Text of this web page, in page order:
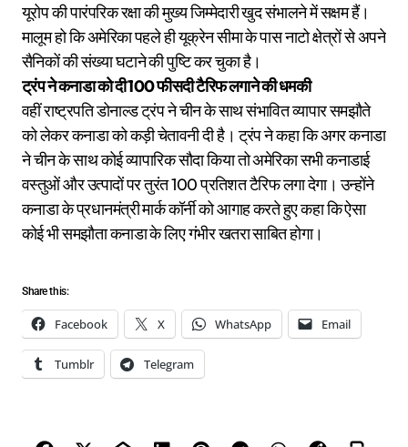
यूरोप की पारंपरिक रक्षा की मुख्य जिम्मेदारी खुद संभालने में सक्षम हैं।
मालूम हो कि अमेरिका पहले ही यूक्रेन सीमा के पास नाटो क्षेत्रों से अपने
सैनिकों की संख्या घटाने की पुष्टि कर चुका है।
ट्रंप ने कनाडा को दी 100 फीसदी टैरिफ लगाने की धमकी
वहीं राष्ट्रपति डोनाल्ड ट्रंप ने चीन के साथ संभावित व्यापार समझौते
को लेकर कनाडा को कड़ी चेतावनी दी है। ट्रंप ने कहा कि अगर कनाडा
ने चीन के साथ कोई व्यापारिक सौदा किया तो अमेरिका सभी कनाडाई
वस्तुओं और उत्पादों पर तुरंत 100 प्रतिशत टैरिफ लगा देगा। उन्होंने
कनाडा के प्रधानमंत्री मार्क कॉर्नी को आगाह करते हुए कहा कि ऐसा
कोई भी समझौता कनाडा के लिए गंभीर खतरा साबित होगा।
Share this:
Facebook X WhatsApp Email
Tumblr Telegram